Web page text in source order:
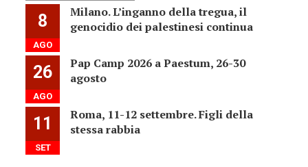
8
AGO
Milano. L’inganno della tregua, il
genocidio dei palestinesi continua
26
AGO
Pap Camp 2026 a Paestum, 26-30
agosto
11
SET
Roma, 11-12 settembre. Figli della
stessa rabbia